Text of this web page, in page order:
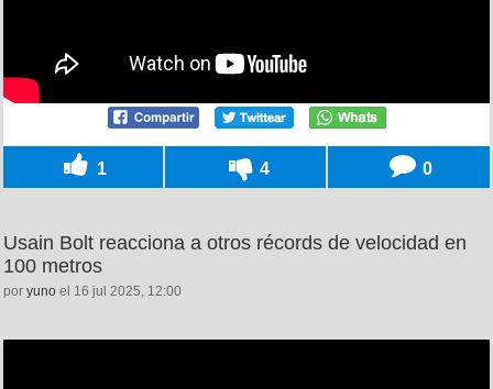
1 4 0
Usain Bolt reacciona a otros récords de velocidad en
100 metros
por yuno el 16 jul 2025, 12:00